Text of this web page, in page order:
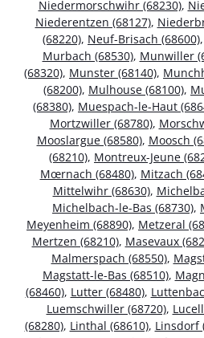
Niedermorschwihr (68230),
Niederentzen (68127),
(68220), Neuf-Brisach (68600),
Murbach (68530), Munwiller
(68320), Munster (68140),
(68200), Mulhouse (68100),
(68380), Muespach-le-Haut
Mortzwiller (68780),
Mooslargue (68580), Moosch
(68210), Montreux-Jeune
Mœrnach (68480), Mitzach
Mittelwihr (68630),
Michelbach-le-Bas (68730),
Meyenheim (68890), Metzeral
Mertzen (68210), Masevaux
Malmerspach (68550),
Magstatt-le-Bas (68510),
(68460), Lutter (68480),
Luemschwiller (68720),
(68280), Linthal (68610), Linsdorf